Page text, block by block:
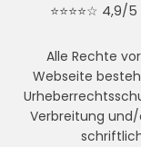
⭐⭐⭐⭐☆
Alle Rechte
Webseite
Verbreitung